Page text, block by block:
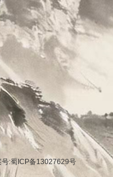
号:蜀ICP备13027629号